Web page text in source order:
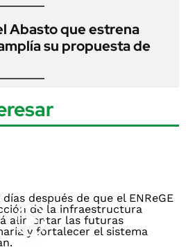
Abasto que estrena
su propuesta de